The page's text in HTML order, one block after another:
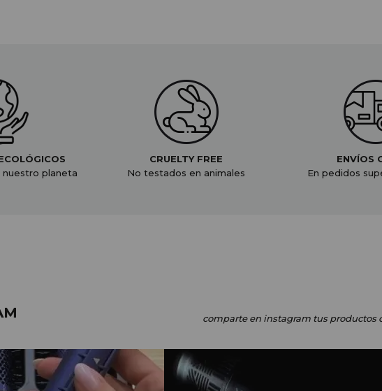
planeta
CRUELTY FREE
No testados en animales
ENVÍOS
En pedidos
comparte en instagram tus productos